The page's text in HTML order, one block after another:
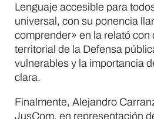
Lenguaje accesible para
universal, con su ponencia
comprender» en la relató con
territorial de la Defensa
vulnerables y la importancia
clara.
Finalmente, Alejandro
JusCom, en representación